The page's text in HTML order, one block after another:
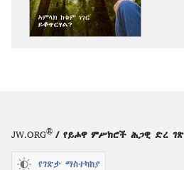
JW.ORG® / የይሖዋ ምሥክሮች ሕጋዊ ድረ ገጽ
የገጽታ ማስተካከያ